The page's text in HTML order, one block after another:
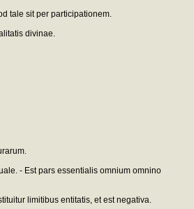
tale sit per participationem.
divinae.
- Est pars essentialis omnium omnino
limitibus entitatis, et est negativa.